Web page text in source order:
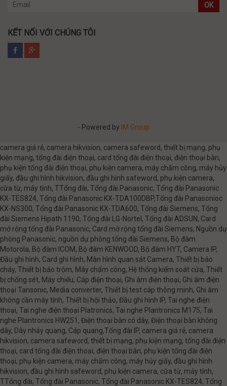
OK
KẾT NỐI VỚI CHÚNG TÔI
- Powered by IM Group
camera giá rẻ, camera hikvision, camera safeword, thiết bị mạng, phụ
kiện mạng, tổng đài điện thoại, card tổng đài điện thoại, điện thoại bàn,
phụ kiện tổng đài điện thoại, phụ kiện camera, máy chấm công, máy hủy
giấy, đầu ghi hình hikvision, đầu ghi hình safeword, phụ kiện camera,
cữa từ, máy tính, TTổng đài, Tổng đài Panasonic, Tổng đài Panasonic
KX-TES824, Tổng đài Panasonic KX-TDA100DBP,Tổng đài Panasonioc
KX-NS300, Tổng đài Panasonic KX-TDA600, Tổng đài Siemens, Tổng
đài Siemens Hipath 1190, Tổng đài LG-Nortel, Tổng đài ADSUN, Card
mở rộng tổng đài Panasonic, Card mở rộng tổng đài Siemens, Nguồn dự
phòng Panasonic, nguồn dự phòng tổng đài Siemens, Bộ đàm
Motorola, Bộ đàm ICOM, Bộ đàm KENWOOD, Bộ đàm HYT, Camera IP,
Đầu ghi hình, Card ghi hình, Màn hình quan sát Camera, Thiết bị báo
cháy, Thiết bị báo trộm, Máy chấm công, Hệ thống kiểm soát cửa, Thiết
bị chống sét, Máy chiếu, Cáp điện thoại, Ghi âm điện thoại, Ghi âm điện
thoại Tansonic, Media converter, Thiết bị test cáp thông minh, Ghi âm
không cần máy tính, Thiết bị hội thảo, Đầu ghi hình IP, Tai nghe điện
thoại, Tai nghe điện thoại Platronics, Tai nghe Plantronics M175, Tai
nghe Plantronics HW251, Điện thoại bàn có dây, Điện thoại bàn không
dây, Dây nhảy quang, Cáp quang,Tổng đài IP, camera giá rẻ, camera
hikvision, camera safeword, thiết bị mạng, phụ kiện mạng, tổng đài điện
thoại, card tổng đài điện thoại, điện thoại bàn, phụ kiện tổng đài điện
thoại, phụ kiện camera, máy chấm công, máy hủy giấy, đầu ghi hình
hikvision, đầu ghi hình safeword, phụ kiện camera, cữa từ, máy tính,
TTổng đài, Tổng đài Panasonic, Tổng đài Panasonic KX-TES824, Tổng